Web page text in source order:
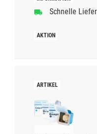
Schnelle